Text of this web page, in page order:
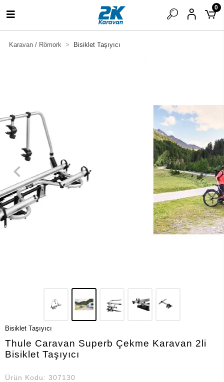
0
Karavan / Römork Bisiklet Taşıyıcı
Bisiklet Taşıyıcı
Thule Caravan Superb Çekme Karavan 2li
Bisiklet Taşıyıcı
Ürün Kodu: 307130